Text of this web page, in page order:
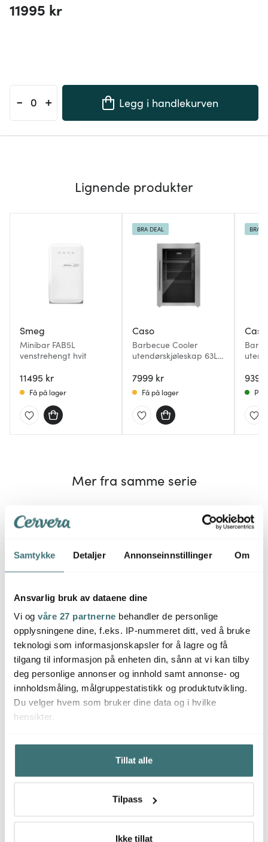
Samtykke Detaljer Annonseinnstillinger Om
Ansvarlig bruk av dataene dine
Vi og våre 27 partnerne behandler de personlige
opplysningene dine, f.eks. IP-nummeret ditt, ved å bruke
teknologi som informasjonskapsler for å lagre og få
tilgang til informasjon på enheten din, sånn at vi kan tilby
deg personlige annonser og innhold samt annonse- og
innholdsmåling, målgruppestatistikk og produktutvikling.
Du velger hvem som bruker dine data og i hvilke
hensikter.
Hvis du gir oss lov, vil vi også gjerne:
Innhente informasjon om den geografiske
beliggenheten din, som kan være nøyaktig innenfor
Identifisere enheten din ved å aktivt skanne den for
kan du lese om hvordan dine personlige
Tillat alle
Tilpass
Ikke tillat
11995 kr
- + Legg i handlekurven
Lignende produkter
Smeg
Minibar FAB5L
venstrehengt hvit
11495 kr
Få på lager
Caso
Barbecue Cooler
utendørskjøleskap 63L
7999 kr
BRA DEAL
Få på lager
Caso
BRA
På
Mer fra samme serie
Smeg
Sitruspresse CJF11 svart
1139 kr 1899 kr
Få på lager
Smeg
Sitruspresse pastellblå
1139 kr 1899 kr
40%
På lager
Du kanskje også liker